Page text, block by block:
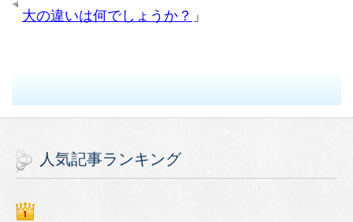
大の違いは何でしょうか？ 」
人気記事ランキング